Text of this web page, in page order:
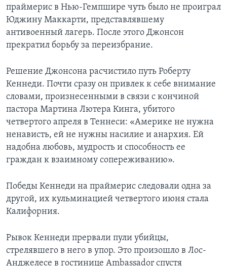
праймерис в Нью-Гемпшире чуть было не проиграл
Юджину Маккарти, представлявшему
антивоенный лагерь. После этого Джонсон
прекратил борьбу за переизбрание.
Решение Джонсона расчистило путь Роберту
Кеннеди. Почти сразу он привлек к себе внимание
словами, произнесенными в связи с кончиной
пастора Мартина Лютера Кинга, убитого
четвертого апреля в Теннеси: «Америке не нужна
ненависть, ей не нужны насилие и анархия. Ей
надобна любовь, мудрость и способность ее
граждан к взаимному сопереживанию».
Победы Кеннеди на праймерис следовали одна за
другой, их кульминацией четвертого июня стала
Калифорния.
Рывок Кеннеди прервали пули убийцы,
стрелявшего в него в упор. Это произошло в Лос-
Анджелесе в гостинице Ambassador спустя